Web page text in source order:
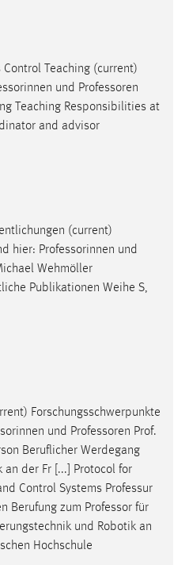
Teaching (current)
und Professoren
Teaching Responsibilities at
and advisor
(current)
hier: Professorinnen und
Wehmöller
Publikationen Weihe S,
Forschungsschwerpunkte
und Professoren Prof.
Beruflicher Werdegang
der Fr [...] Protocol for
Control Systems Professur
Berufung zum Professor für
und Robotik an
Hochschule
und Social Media
können, werden von diesen
gesetzt.